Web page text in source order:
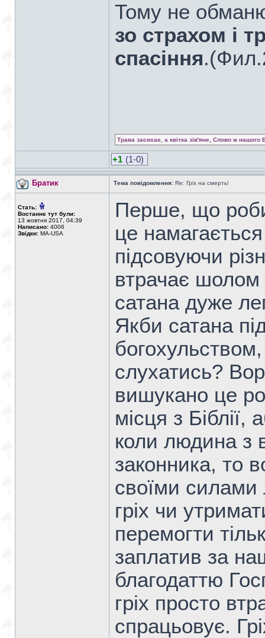
Тому не
зо страхом і
спасіння
Трава засихає, а квітка зів'яне, Слово ж нашого
+1 (1-0)
Братик Тема повідомлення: Re: Гріх на смерть!
Стать:
Востаннє тут були:
13 жовтня 2017, 04:39
Написано: 4006
Звідки: MA-USA
Перше, що
це намагається
підсовуючи
втрачає шолом
сатана дуже
Якби сатана
слухатись?
вишукано це
місця з
коли людина з
законника, то
своїми
гріх чи
перемогти
заплатив за
благодаттю
гріх просто
спрацьовує.